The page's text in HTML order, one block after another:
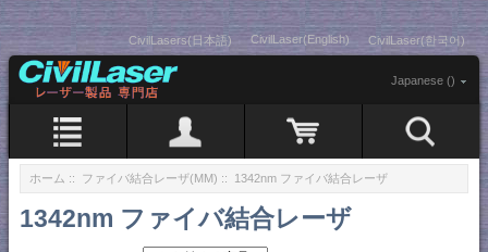
CivilLasers(日本語) CivilLaser(English) CivilLaser(한국어)
Japanese ()
ホーム :: ファイバ結合レーザ(MM) :: 1342nm ファイバ結合レーザ
1342nm ファイバ結合レーザ